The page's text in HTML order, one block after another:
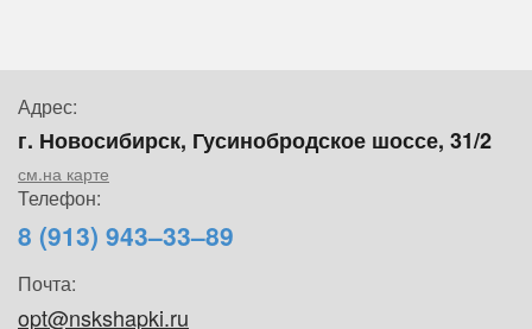
Адрес:
г. Новосибирск, Гусинобродское шоссе, 31/2
см.на карте
Телефон:
8 (913) 943–33–89
Почта:
opt@nskshapki.ru